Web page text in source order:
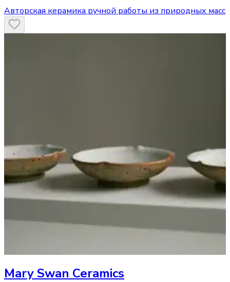
Авторская керамика ручной работы из природных масс
Mary Swan Ceramics